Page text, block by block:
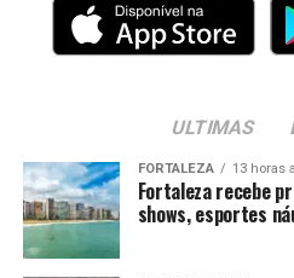
ULTIMAS
FORTALEZA 13 horas
Fortaleza recebe
shows, esportes